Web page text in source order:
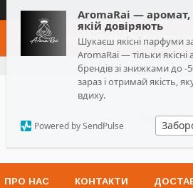
AromaRai — аромат,
якій довіряють
Шукаєш якісні парфуми
AromaRai — тільки
брендів зі знижками до
зараз і отримай якість,
вдиху.
Powered by SendPulse
Топ-якість парфумів без удару
ПРО НАС КОНТАКТИ